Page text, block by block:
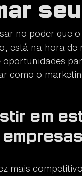
no poder que
está na hora
como o
em
mais